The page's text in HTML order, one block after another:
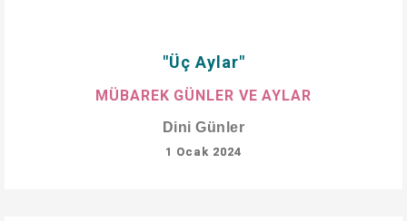
"Üç Aylar"
MÜBAREK GÜNLER VE AYLAR
Dini Günler
1 Ocak 2024